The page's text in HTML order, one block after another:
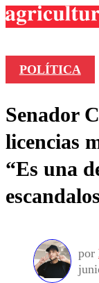
POLÍTICA
Senador
licencias
“Es una
por